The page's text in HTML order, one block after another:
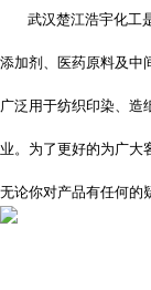
武汉楚江浩宇化工
添加剂、医药原料及中
广泛用于纺织印染、造
业。为了更好的为广大
无论你对产品有任何的